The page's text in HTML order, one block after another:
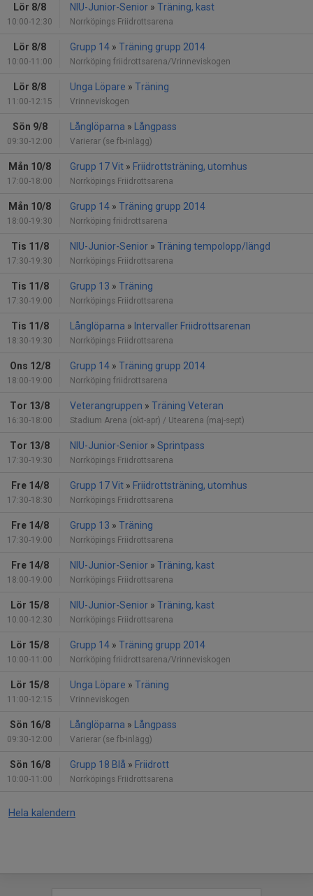
Lör 8/8
10:00-12:30
NIU-Junior-Senior » Träning, kast
Norrköpings Friidrottsarena
Lör 8/8
10:00-11:00
Grupp 14 » Träning grupp 2014
Norrköping friidrottsarena/Vrinneviskogen
Lör 8/8
11:00-12:15
Unga Löpare » Träning
Vrinneviskogen
Sön 9/8
09:30-12:00
Långlöparna » Långpass
Varierar (se fb-inlägg)
Mån 10/8
17:00-18:00
Grupp 17 Vit » Friidrottsträning, utomhus
Norrköpings Friidrottsarena
Mån 10/8
18:00-19:30
Grupp 14 » Träning grupp 2014
Norrköping friidrottsarena
Tis 11/8
17:30-19:30
NIU-Junior-Senior » Träning tempolopp/längd
Norrköpings Friidrottsarena
Tis 11/8
17:30-19:00
Grupp 13 » Träning
Norrköpings Friidrottsarena
Tis 11/8
18:30-19:30
Långlöparna » Intervaller Friidrottsarenan
Norrköpings Friidrottsarena
Ons 12/8
18:00-19:00
Grupp 14 » Träning grupp 2014
Norrköping friidrottsarena
Tor 13/8
16:30-18:00
Veterangruppen » Träning Veteran
Stadium Arena (okt-apr) / Utearena (maj-sept)
Tor 13/8
17:30-19:30
NIU-Junior-Senior » Sprintpass
Norrköpings Friidrottsarena
Fre 14/8
17:30-18:30
Grupp 17 Vit » Friidrottsträning, utomhus
Norrköpings Friidrottsarena
Fre 14/8
17:30-19:00
Grupp 13 » Träning
Norrköpings Friidrottsarena
Fre 14/8
18:00-19:00
NIU-Junior-Senior » Träning, kast
Norrköpings Friidrottsarena
Lör 15/8
10:00-12:30
NIU-Junior-Senior » Träning, kast
Norrköpings Friidrottsarena
Lör 15/8
10:00-11:00
Grupp 14 » Träning grupp 2014
Norrköping friidrottsarena/Vrinneviskogen
Lör 15/8
11:00-12:15
Unga Löpare » Träning
Vrinneviskogen
Sön 16/8
09:30-12:00
Långlöparna » Långpass
Varierar (se fb-inlägg)
Sön 16/8
10:00-11:00
Grupp 18 Blå » Friidrott
Norrköpings Friidrottsarena
Hela kalendern